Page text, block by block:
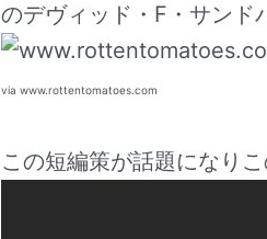
のデヴィッド・F・サンド
via www.rottentomatoes.com
この短編策が話題になり